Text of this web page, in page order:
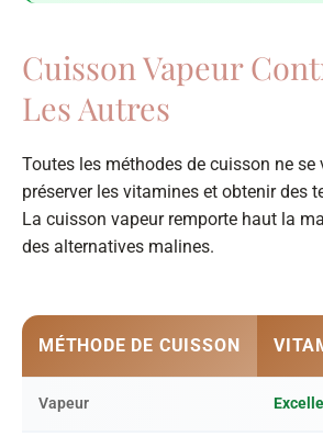
Cuisson Vapeur
Les Autres
Toutes les méthodes de cuisson ne se
préserver les vitamines et obtenir des
La cuisson vapeur remporte haut la
des alternatives malines.
MÉTHODE DE CUISSON
Vapeur